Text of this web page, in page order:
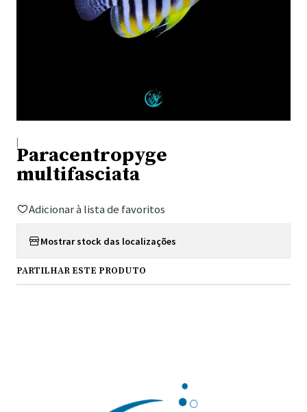
|
Paracentropyge
multifasciata
Adicionar à lista de favoritos
Mostrar stock das localizações
PARTILHAR ESTE PRODUTO